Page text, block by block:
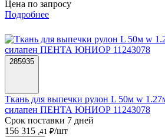
Цена по запросу
Подробнее
285935
Ткань для выпечки рулон L 50м w
силапен ПЕНТА ЮНИОР 11243078
Срок поставки 7 дней
156 315 ,41 ₽/шт